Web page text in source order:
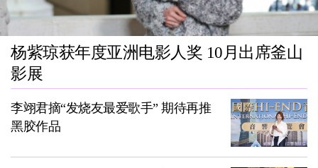
杨紫琼获年度亚洲电影人奖 10月出席釜山
影展
李翊君摘“发烧友最爱歌手” 期待再推
黑胶作品